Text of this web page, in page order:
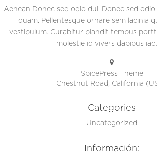
Aenean Donec sed odio dui. Donec sed
quam. Pellentesque ornare sem lacinia
vestibulum. Curabitur blandit tempus
molestie id vivers dapibus
SpicePress Theme
Chestnut Road, California
Categories
Uncategorized
Información: